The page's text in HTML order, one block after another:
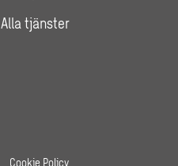
Alla tjänster
Cookie Policy